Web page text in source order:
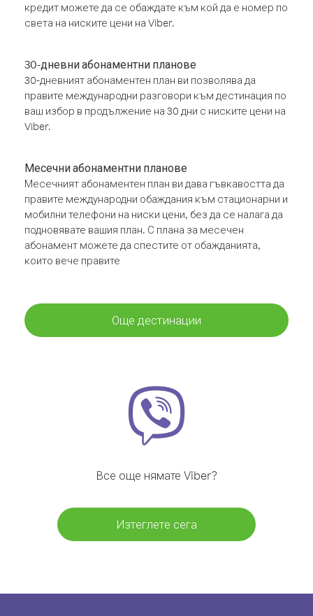
кредит можете да се обаждате към кой да е номер по
света на ниските цени на Viber.
30-дневни абонаментни планове
30-дневният абонаментен план ви позволява да
правите международни разговори към дестинация по
ваш избор в продължение на 30 дни с ниските цени на
Viber.
Месечни абонаментни планове
Месечният абонаментен план ви дава гъвкавостта да
правите международни обаждания към стационарни и
мобилни телефони на ниски цени, без да се налага да
подновявате вашия план. С плана за месечен
абонамент можете да спестите от обажданията,
които вече правите
Още дестинации
Все още нямате Viber?
Изтеглете сега